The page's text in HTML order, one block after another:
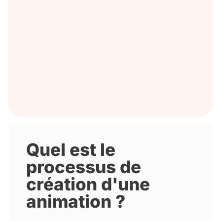
Quel est le
processus de
création d'une
animation ?